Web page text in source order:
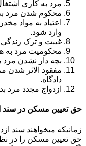
مرد به کاری
محکوم شدن مرد به مجازات ۵
اعتیاد به مواد
وارد شود.
غیبت و ترک
محکومیت مرد به
بچه دار نشدن
مفقود الاثر شدن
دادگاه.
ازدواج مجدد مرد
حق تعیین مسکن در سند
زمانیکه میخواهند سند
حق تعیین مسکن را در